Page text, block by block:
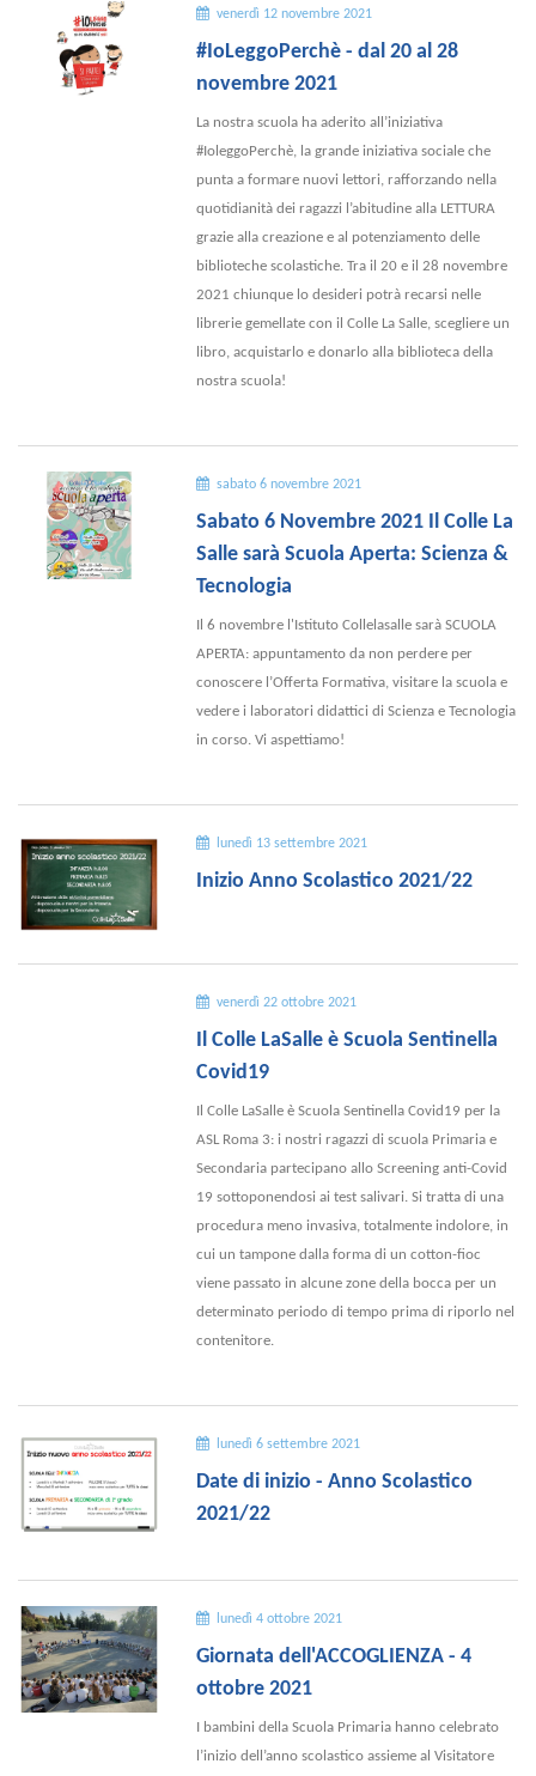
venerdì 12 novembre 2021
#IoLeggoPerchè - dal 20 al 28
novembre 2021
La nostra scuola ha aderito all’iniziativa
#IoleggoPerchè, la grande iniziativa sociale che
punta a formare nuovi lettori, rafforzando nella
quotidianità dei ragazzi l’abitudine alla LETTURA
grazie alla creazione e al potenziamento delle
biblioteche scolastiche. Tra il 20 e il 28 novembre
2021 chiunque lo desideri potrà recarsi nelle
librerie gemellate con il Colle La Salle, scegliere un
libro, acquistarlo e donarlo alla biblioteca della
nostra scuola!
sabato 6 novembre 2021
Sabato 6 Novembre 2021 Il Colle La
Salle sarà Scuola Aperta: Scienza &
Tecnologia
Il 6 novembre l'Istituto Collelasalle sarà SCUOLA
APERTA: appuntamento da non perdere per
conoscere l’Offerta Formativa, visitare la scuola e
vedere i laboratori didattici di Scienza e Tecnologia
in corso. Vi aspettiamo!
lunedì 13 settembre 2021
Inizio Anno Scolastico 2021/22
venerdì 22 ottobre 2021
Il Colle LaSalle è Scuola Sentinella
Covid19
Il Colle LaSalle è Scuola Sentinella Covid19 per la
ASL Roma 3: i nostri ragazzi di scuola Primaria e
Secondaria partecipano allo Screening anti-Covid
19 sottoponendosi ai test salivari. Si tratta di una
procedura meno invasiva, totalmente indolore, in
cui un tampone dalla forma di un cotton-fioc
viene passato in alcune zone della bocca per un
determinato periodo di tempo prima di riporlo nel
contenitore.
lunedì 6 settembre 2021
Date di inizio - Anno Scolastico
2021/22
lunedì 4 ottobre 2021
Giornata dell'ACCOGLIENZA - 4
ottobre 2021
I bambini della Scuola Primaria hanno celebrato
l’inizio dell’anno scolastico assieme al Visitatore